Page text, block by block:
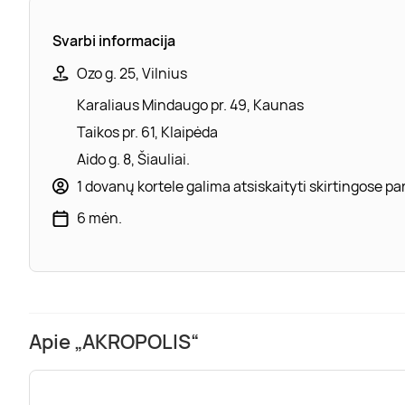
Svarbi informacija
Ozo g. 25, Vilnius
Karaliaus Mindaugo pr. 49, Kaunas
Taikos pr. 61, Klaipėda
Aido g. 8, Šiauliai.
1 dovanų kortele galima atsiskaityti skirtingose
6 mėn.
Apie „AKROPOLIS“